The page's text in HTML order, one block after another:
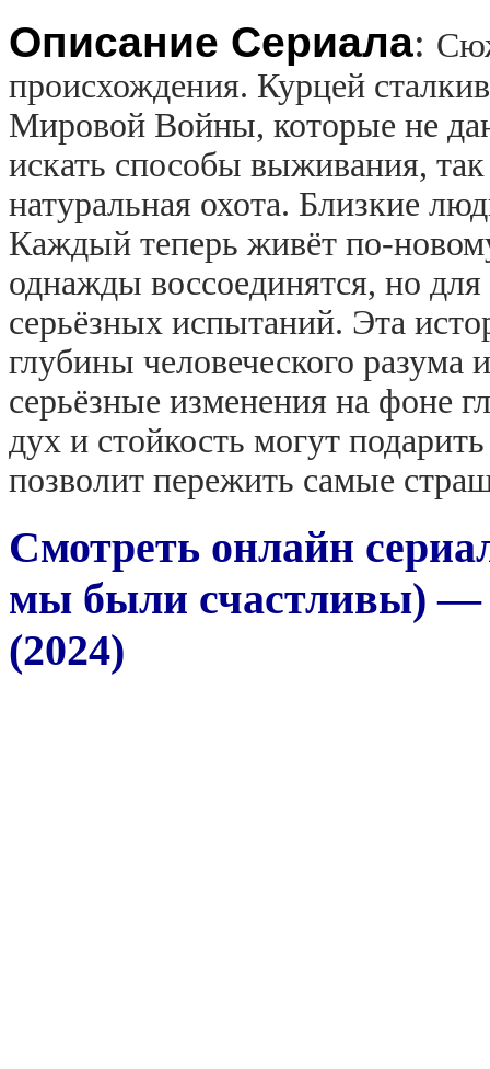
Описание Сериала:
происхождения. Курцей
Мировой Войны, которые не
искать способы выживания,
натуральная охота. Близкие
Каждый теперь живёт по-
однажды воссоединятся, но
серьёзных испытаний. Эта
глубины человеческого разума
серьёзные изменения на фоне
дух и стойкость могут
позволит пережить самые
Смотреть онлайн
мы были счастливы) —
(2024)